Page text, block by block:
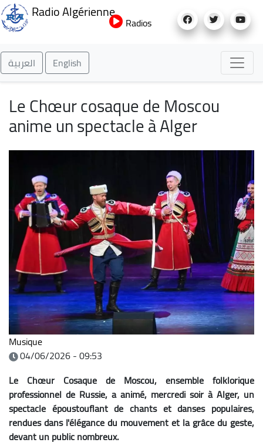
au
Radio Algérienne
Radios
العربية English
Le Chœur cosaque de Moscou
anime un spectacle à Alger
Musique
04/06/2026 - 09:53
Le Chœur Cosaque de Moscou, ensemble folklorique
professionnel de Russie, a animé, mercredi soir à Alger, un
spectacle époustouflant de chants et danses populaires,
rendues dans l'élégance du mouvement et la grâce du geste,
devant un public nombreux.